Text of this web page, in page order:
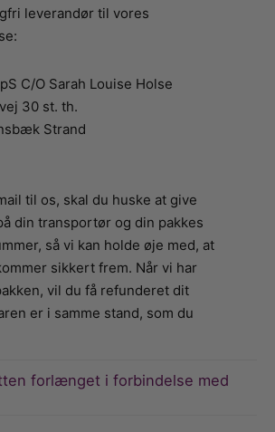
leverandør til vores
C/O Sarah Louise Holse
30 st. th.
Strand
til os, skal du huske at give
din transportør og din pakkes
så vi kan holde øje med, at
sikkert frem. Når vi har
vil du få refunderet dit
er i samme stand, som du
forlænget i forbindelse med